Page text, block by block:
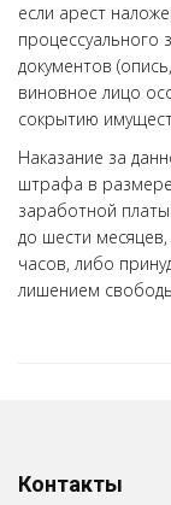
если арест
процессуального
документов
виновное лицо
сокрытию
Наказание за
штрафа в
заработной
до шести
часов, либо
лишением
Контакты